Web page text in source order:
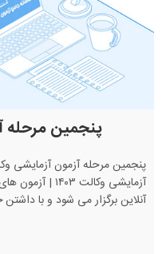
پنجمین مرحله
آزمایشی وکالت
آنلاین برگزار می شود و با